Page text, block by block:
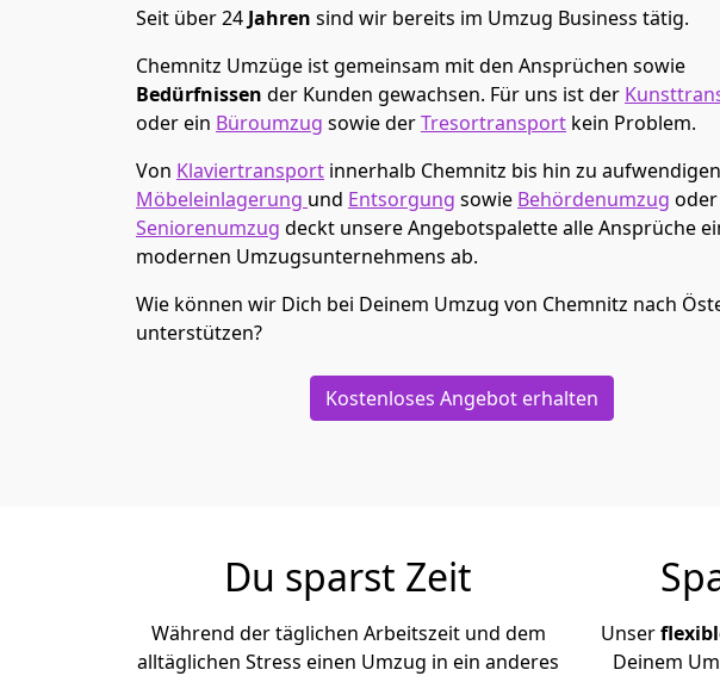
Seit über24 Jahren sind wir bereits im Umzug Business tätig.
Chemnitz Umzüge ist gemeinsam mit den Ansprüchen sowie
Bedürfnissen der Kunden gewachsen. Für uns ist der
oder ein Büroumzug sowie derTresortransport kein Problem.
Von Klaviertransport innerhalb Chemnitz bis hin zu aufwendigen
Möbeleinlagerung und Entsorgung sowie Behördenumzug oder
Seniorenumzug deckt unsere Angebotspalette alle Ansprüche
modernen Umzugsunternehmens ab.
Wie können wir Dich bei Deinem Umzug von Chemnitz nach
unterstützen?
Kostenloses Angebot erhalten
Du sparst Zeit
Während der täglichen Arbeitszeit und dem
alltäglichen Stress einen Umzug in ein anderes
Unser
Deinem